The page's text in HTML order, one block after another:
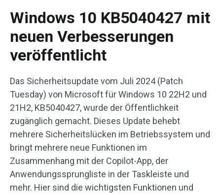
Windows 10 KB5040427 mit
neuen Verbesserungen
veröffentlicht
Das Sicherheitsupdate vom Juli 2024 (Patch
Tuesday) von Microsoft für Windows 10 22H2 und
21H2, KB5040427, wurde der Öffentlichkeit
zugänglich gemacht. Dieses Update behebt
mehrere Sicherheitslücken im Betriebssystem und
bringt mehrere neue Funktionen im
Zusammenhang mit der Copilot-App, der
Anwendungssprungliste in der Taskleiste und
mehr. Hier sind die wichtigsten Funktionen und